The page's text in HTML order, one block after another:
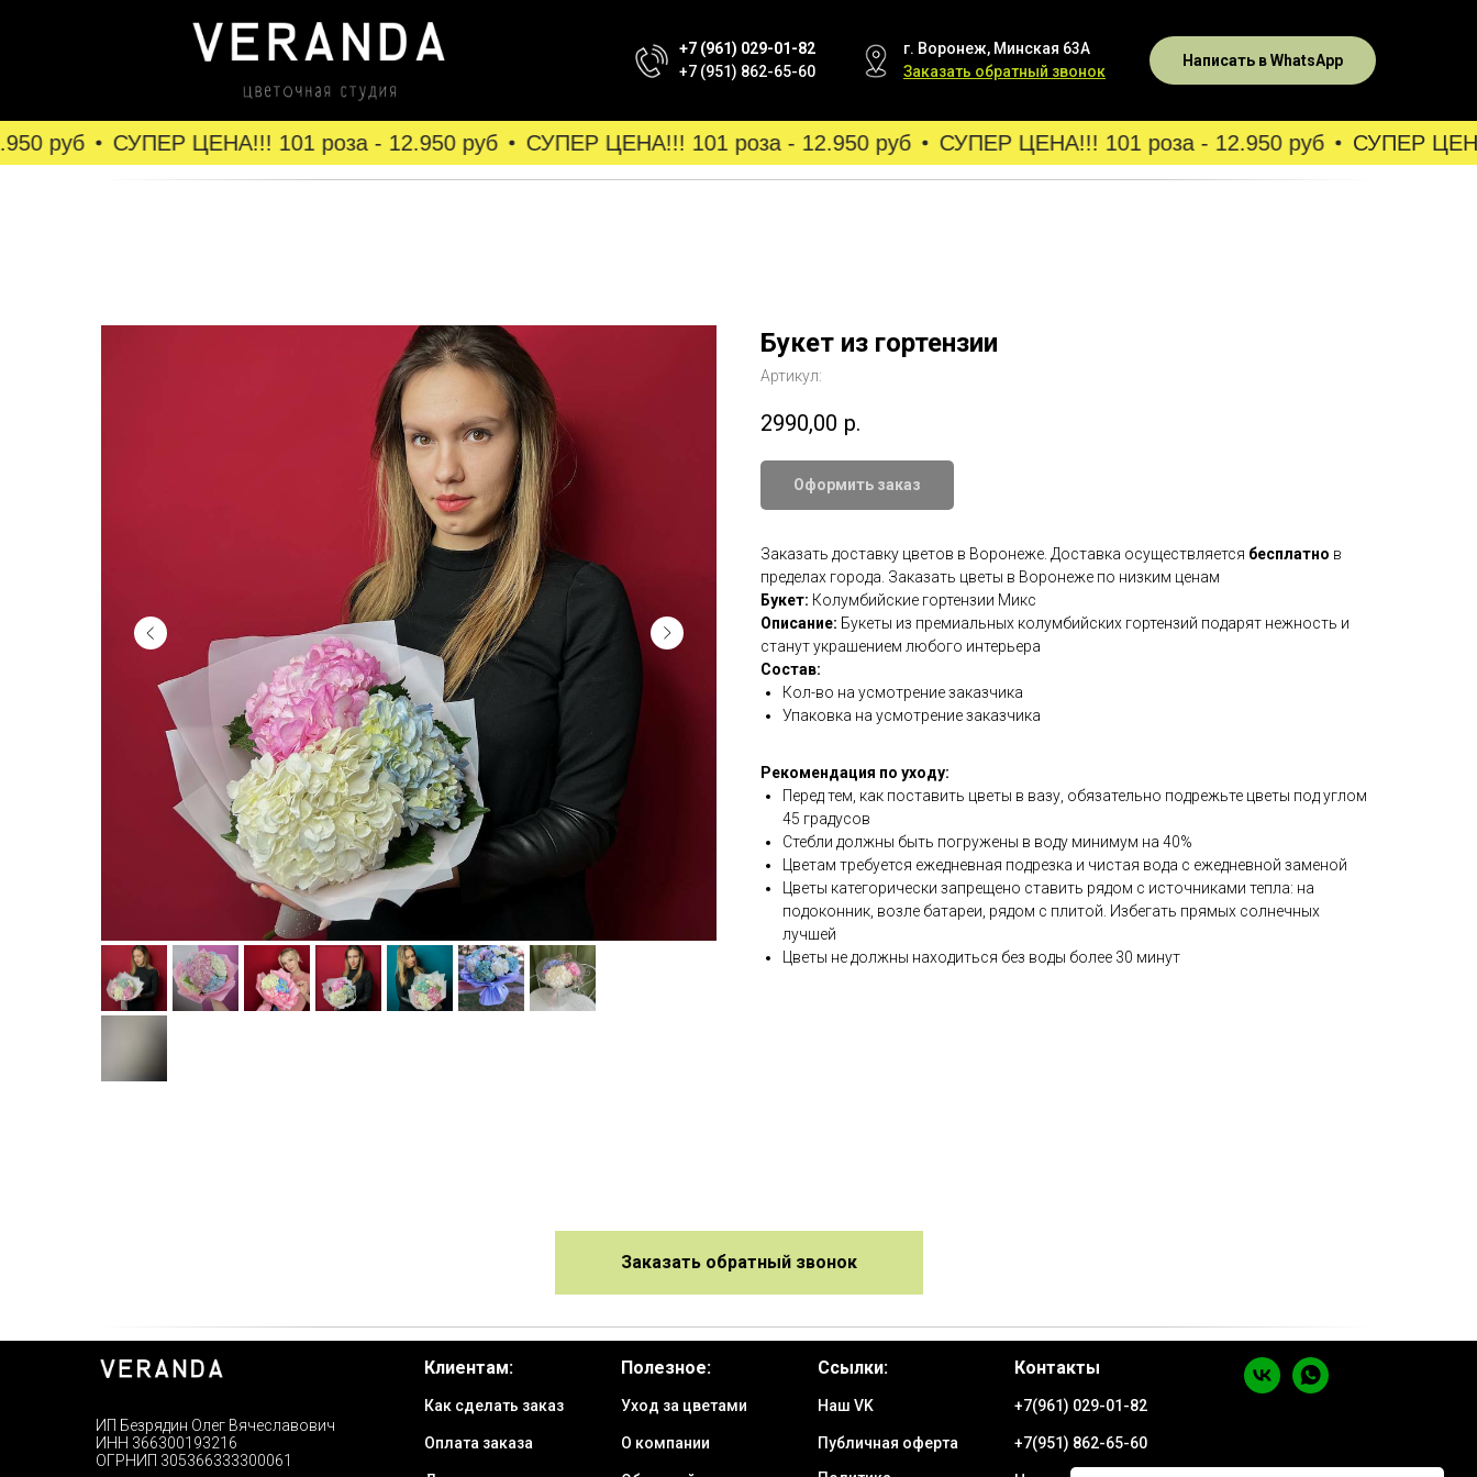
+7 (961) 029-01-82
+7 (951) 862-65-60
г. Воронеж, Минская 63А
Заказать обратный звонок
Написать в WhatsApp
руб СУПЕР ЦЕНА!!! 101 роза - 12.950 руб СУПЕР ЦЕНА!!! 101 роза - 12.950 руб СУПЕР ЦЕНА!!! 101 роза - 12.950 руб СУПЕР
Букет из гортензии
Артикул:
2990,00 р.
Оформить заказ
Заказать доставку цветов в Воронеже. Доставка осуществляется бесплатно в
пределах города. Заказать цветы в Воронеже по низким ценам
Букет: Колумбийские гортензии Микс
Описание: Букеты из премиальных колумбийских гортензий подарят нежность и
станут украшением любого интерьера
Состав:
Кол-во на усмотрение заказчика
Упаковка на усмотрение заказчика
Рекомендация по уходу:
Перед тем, как поставить цветы в вазу, обязательно подрежьте цветы под углом
45 градусов
Стебли должны быть погружены в воду минимум на 40%
Цветам требуется ежедневная подрезка и чистая вода с ежедневной заменой
Цветы категорически запрещено ставить рядом с источниками тепла: на
подоконник, возле батареи, рядом с плитой. Избегать прямых солнечных
лучшей
Цветы не должны находиться без воды более 30 минут
Заказать обратный звонок
ИП Безрядин Олег Вячеславович
ИНН 366300193216
ОГРНИП 305366333300061
Клиентам:
Как сделать заказ
Оплата заказа
Полезное:
Уход за цветами
О компании
Ссылки:
Наш VK
Публичная оферта
Контакты
+7(961) 029-01-82
+7(951) 862-65-60